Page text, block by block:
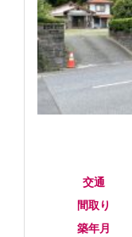
交通
間取り
築年月